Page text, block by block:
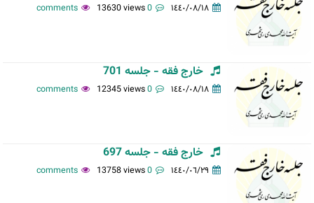
١٤٤٠/٠٨/١٨ 0 comments
13630 views
خارج فقه - جلسه 701
١٤٤٠/٠٨/١٨ 0 comments
12345 views
خارج فقه - جلسه 697
١٤٤٠/٠٦/٢٩ 0 comments
13758 views